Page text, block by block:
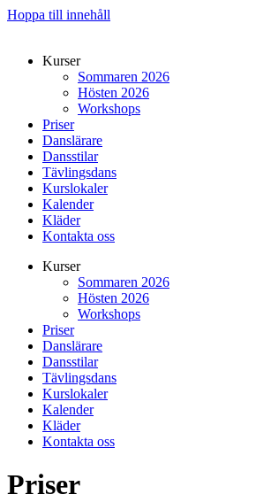
Hoppa till innehåll
Kurser
Sommaren 2026
Hösten 2026
Workshops
Priser
Danslärare
Dansstilar
Tävlingsdans
Kurslokaler
Kalender
Kläder
Kontakta oss
Kurser
Sommaren 2026
Hösten 2026
Workshops
Priser
Danslärare
Dansstilar
Tävlingsdans
Kurslokaler
Kalender
Kläder
Kontakta oss
Priser